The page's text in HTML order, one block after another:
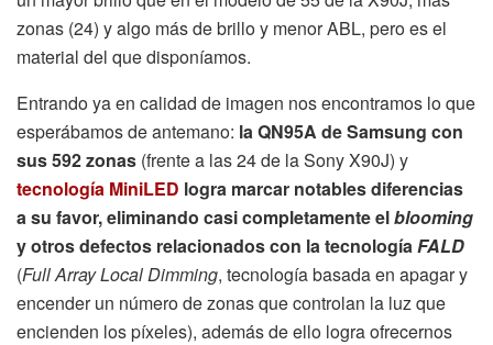
zonas (24) y algo más de brillo y menor ABL, pero es el
material del que disponíamos.
Entrando ya en calidad de imagen nos encontramos lo que
esperábamos de antemano: la QN95A de Samsung con
sus 592 zonas (frente a las 24 de la Sony X90J) y
tecnología MiniLED logra marcar notables diferencias
a su favor, eliminando casi completamente elblooming
y otros defectos relacionados con la tecnologíaFALD
(Full Array Local Dimming, tecnología basada en apagar y
encender un número de zonas que controlan la luz que
encienden los píxeles), además de ello logra ofrecernos